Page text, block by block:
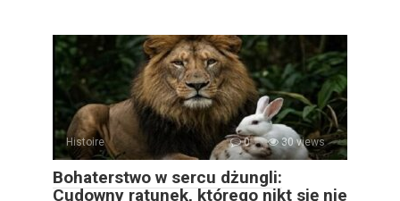
Histoire 0 30 views
Bohaterstwo w sercu dżungli:
Cudowny ratunek, którego nikt się nie